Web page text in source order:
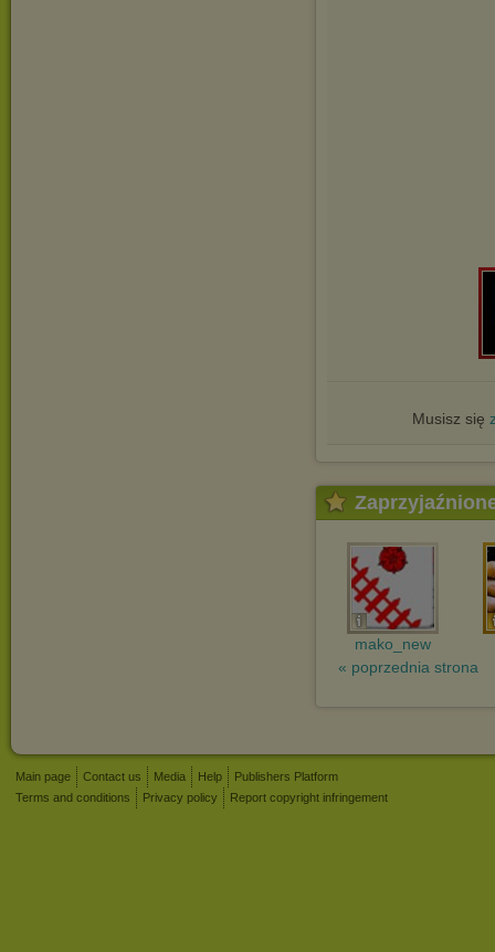
Musisz się
mako_new
« poprzednia strona
Main page Contact us Media Help
Publishers Platform
Terms and conditions
Privacy policy Report copyright infringement